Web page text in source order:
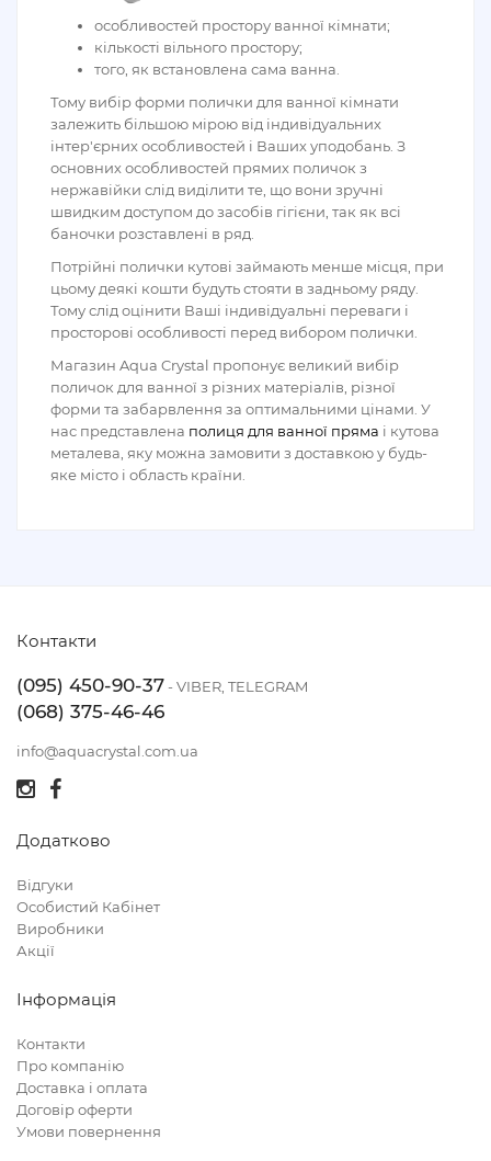
особливостей простору ванної кімнати;
кількості вільного простору;
того, як встановлена сама ванна.
Тому вибір форми полички для ванної кімнати
залежить більшою мірою від індивідуальних
інтер'єрних особливостей і Ваших уподобань. З
основних особливостей прямих поличок з
нержавійки слід виділити те, що вони зручні
швидким доступом до засобів гігієни, так як всі
баночки розставлені в ряд.
Потрійні полички кутові займають менше місця, при
цьому деякі кошти будуть стояти в задньому ряду.
Тому слід оцінити Ваші індивідуальні переваги і
просторові особливості перед вибором полички.
Магазин Aqua Crystal пропонує великий вибір
поличок для ванної з різних матеріалів, різної
форми та забарвлення за оптимальними цінами. У
нас представлена полиця для ванної пряма і кутова
металева, яку можна замовити з доставкою у будь-
яке місто і область країни.
Контакти
(095) 450-90-37- VIBER, TELEGRAM
(068) 375-46-46
info@aquacrystal.com.ua
Додатково
Відгуки
Особистий Кабінет
Виробники
Акції
Інформація
Контакти
Про компанію
Доставка і оплата
Договір оферти
Умови повернення